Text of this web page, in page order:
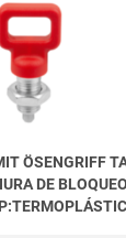
ÖSENGRIFF
DE